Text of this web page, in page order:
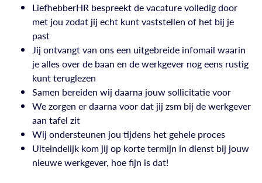
LiefhebberHR bespreekt de vacature volledig door
met jou zodat jij echt kunt vaststellen of het bij je
past
Jij ontvangt van ons een uitgebreide infomail waarin
je alles over de baan en de werkgever nog eens rustig
kunt teruglezen
Samen bereiden wij daarna jouw sollicitatie voor
We zorgen er daarna voor dat jij zsm bij de werkgever
aan tafel zit
Wij ondersteunen jou tijdens het gehele proces
Uiteindelijk kom jij op korte termijn in dienst bij jouw
nieuwe werkgever, hoe fijn is dat!